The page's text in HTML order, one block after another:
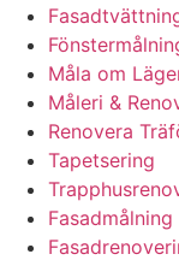
Måla om
Måleri &
Renovera
Tapetsering
Fasadmålning